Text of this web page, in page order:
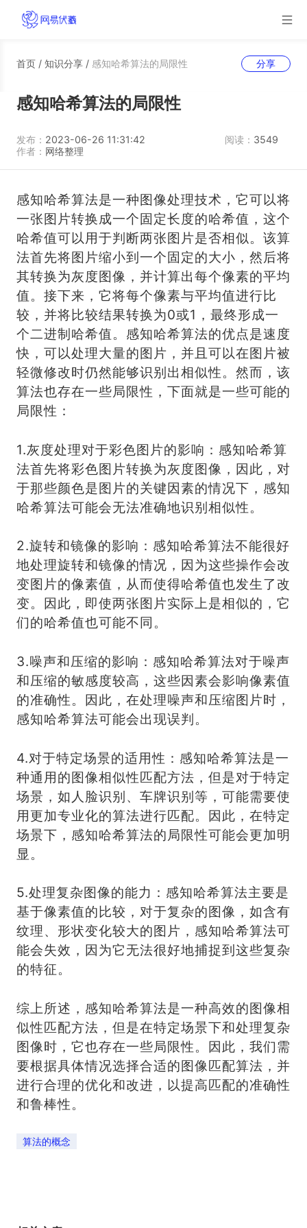
首页 / 知识分享 / 感知哈希算法的局限性 分享
感知哈希算法的局限性
发布： 2023-06-26 11:31:42 阅读： 3549
作者： 网络整理
感知哈希算法是一种图像处理技术，它可以将
一张图片转换成一个固定长度的哈希值，这个
哈希值可以用于判断两张图片是否相似。该算
法首先将图片缩小到一个固定的大小，然后将
其转换为灰度图像，并计算出每个像素的平均
值。接下来，它将每个像素与平均值进行比
较，并将比较结果转换为0或1，最终形成一
个二进制哈希值。感知哈希算法的优点是速度
快，可以处理大量的图片，并且可以在图片被
轻微修改时仍然能够识别出相似性。然而，该
算法也存在一些局限性，下面就是一些可能的
局限性：
1.灰度处理对于彩色图片的影响：感知哈希算
法首先将彩色图片转换为灰度图像，因此，对
于那些颜色是图片的关键因素的情况下，感知
哈希算法可能会无法准确地识别相似性。
2.旋转和镜像的影响：感知哈希算法不能很好
地处理旋转和镜像的情况，因为这些操作会改
变图片的像素值，从而使得哈希值也发生了改
变。因此，即使两张图片实际上是相似的，它
们的哈希值也可能不同。
3.噪声和压缩的影响：感知哈希算法对于噪声
和压缩的敏感度较高，这些因素会影响像素值
的准确性。因此，在处理噪声和压缩图片时，
感知哈希算法可能会出现误判。
4.对于特定场景的适用性：感知哈希算法是一
种通用的图像相似性匹配方法，但是对于特定
场景，如人脸识别、车牌识别等，可能需要使
用更加专业化的算法进行匹配。因此，在特定
场景下，感知哈希算法的局限性可能会更加明
显。
5.处理复杂图像的能力：感知哈希算法主要是
基于像素值的比较，对于复杂的图像，如含有
纹理、形状变化较大的图片，感知哈希算法可
能会失效，因为它无法很好地捕捉到这些复杂
的特征。
综上所述，感知哈希算法是一种高效的图像相
似性匹配方法，但是在特定场景下和处理复杂
图像时，它也存在一些局限性。因此，我们需
要根据具体情况选择合适的图像匹配算法，并
进行合理的优化和改进，以提高匹配的准确性
和鲁棒性。
算法的概念